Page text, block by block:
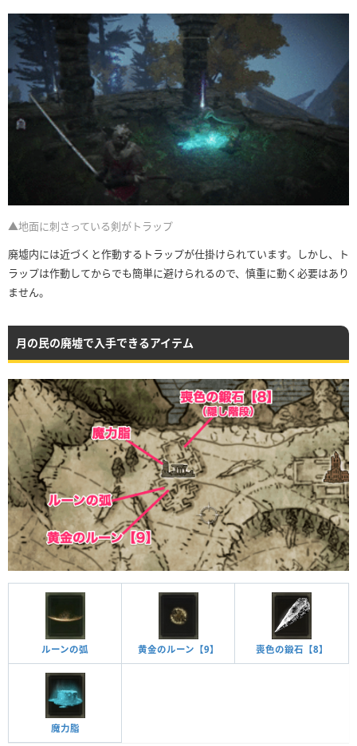
▲地面に刺さっている剣がトラップ
廃墟内には近づくと作動するトラップが仕掛けられています。しかし、ト
ラップは作動してからでも簡単に避けられるので、慎重に動く必要はあり
ません。
月の民の廃墟で入手できるアイテム
ルーンの弧 黄金のルーン【9】 喪色の鍛石【8】
魔力脂